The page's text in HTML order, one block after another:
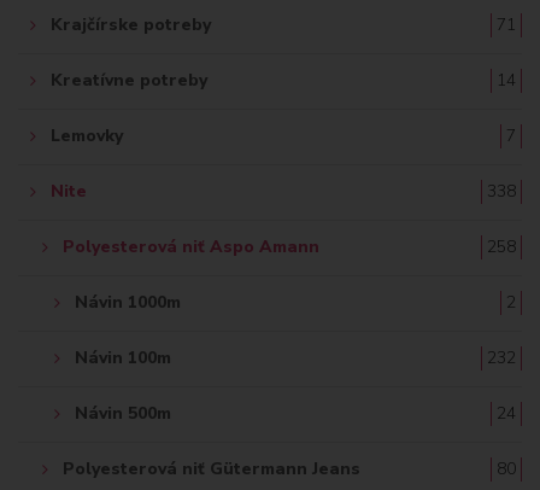
Krajčírske potreby 71
Kreatívne potreby 14
Lemovky 7
Nite 338
Polyesterová niť Aspo Amann 258
Návin 1000m 2
Návin 100m 232
Návin 500m 24
Polyesterová niť Gütermann Jeans 80